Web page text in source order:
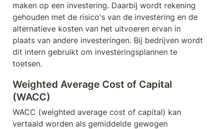
maken op een investering. Daarbij wordt rekening
gehouden met de risico's van de investering en de
alternatieve kosten van het uitvoeren ervan in
plaats van andere investeringen. Bij bedrijven wordt
dit intern gebruikt om investeringsplannen te
toetsen.
Weighted Average Cost of Capital
(WACC)
WACC (weighted average cost of capital) kan
vertaald worden als gemiddelde gewogen